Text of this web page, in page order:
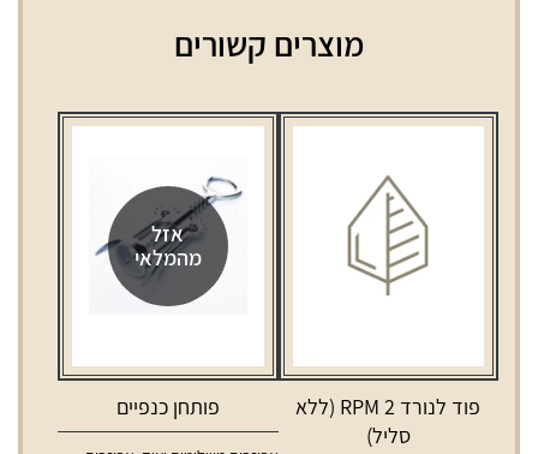
מוצרים קשורים
פוד לנורד 2 RPM (ללא
סליל)
אזל
מהמלאי
פותחן כנפיים